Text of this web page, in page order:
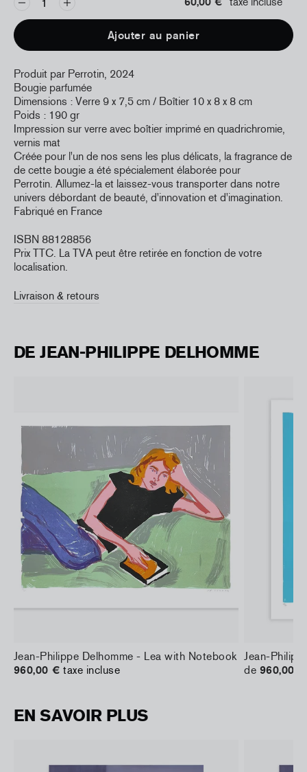
Ajouter au panier
Produit par Perrotin, 2024
Bougie parfumée
Dimensions : Verre 9 x 7,5 cm / Boîtier 10 x 8 x 8 cm
Poids : 190 gr
Impression sur verre avec boîtier imprimé en quadrichromie,
vernis mat
Créée pour l'un de nos sens les plus délicats, la fragrance de
de cette bougie a été spécialement élaborée pour
Perrotin. Allumez-la et laissez-vous transporter dans notre
univers débordant de beauté, d'innovation et d'imagination.
Fabriqué en France
ISBN 88128856
Prix TTC. La TVA peut être retirée en fonction de votre
localisation.
Livraison & retours
DE JEAN-PHILIPPE DELHOMME
Jean-Philippe Delhomme - Lea with Notebook
960,00 € taxe incluse
Jean-
de 960,00 €
EN SAVOIR PLUS